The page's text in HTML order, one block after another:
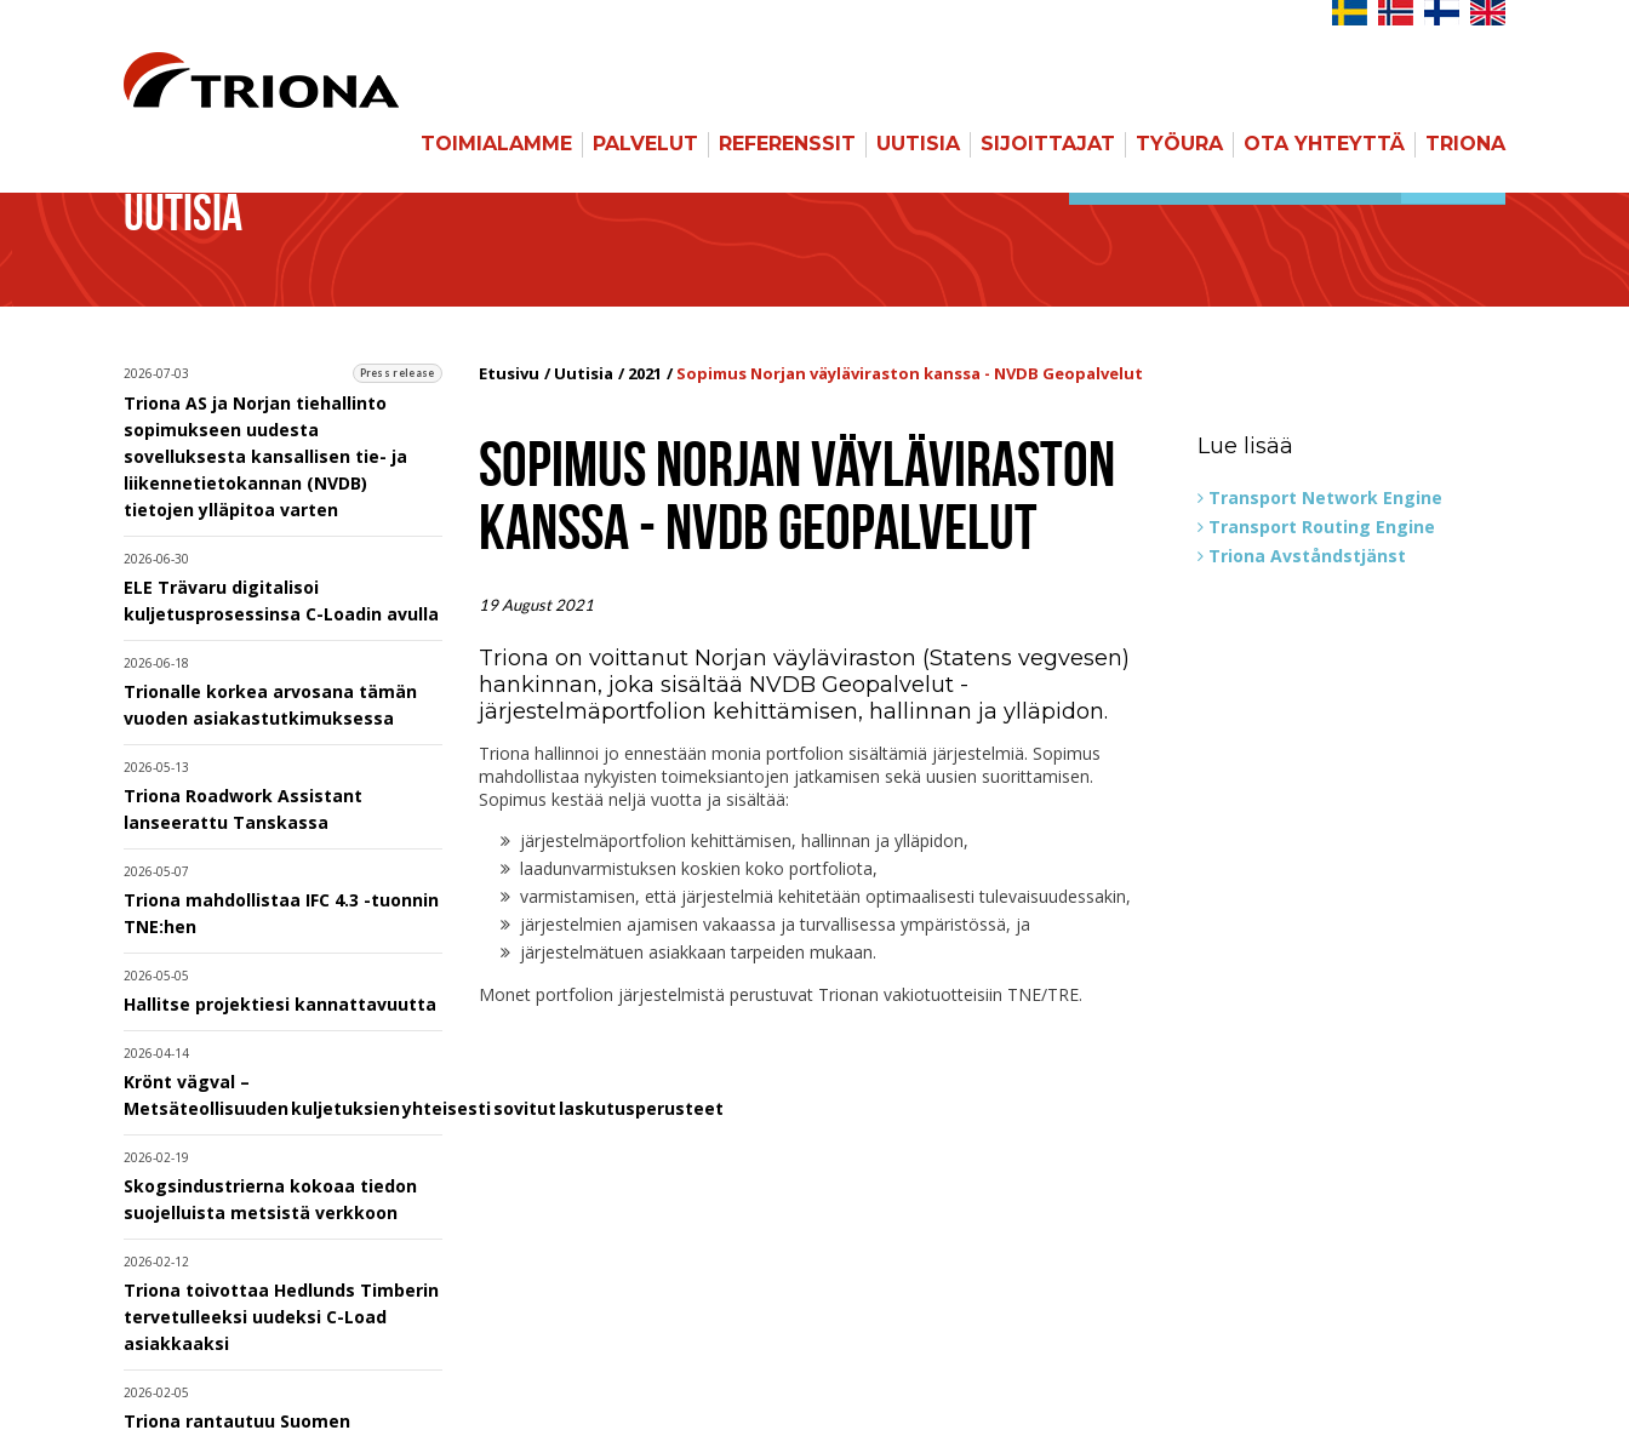
TOIMIALAMME PALVELUT REFERENSSIT UUTISIA SIJOITTAJAT TYÖURA OTA YHTEYTTÄ TRIONA
UUTISIA
2026-07-03 Press release
Triona AS ja Norjan tiehallinto
sopimukseen uudesta
sovelluksesta kansallisen tie- ja
liikennetietokannan (NVDB)
tietojen ylläpitoa varten
2026-06-30
ELE Trävaru digitalisoi
kuljetusprosessinsa C-Loadin avulla
2026-06-18
Trionalle korkea arvosana tämän
vuoden asiakastutkimuksessa
2026-05-13
Triona Roadwork Assistant
lanseerattu Tanskassa
2026-05-07
Triona mahdollistaa IFC 4.3 -tuonnin
TNE:hen
2026-05-05
Hallitse projektiesi kannattavuutta
2026-04-14
Krönt vägval –
Metsäteollisuuden kuljetuksien yhteisesti sovitut laskutusperusteet
2026-02-19
Skogsindustrierna kokoaa tiedon
suojelluista metsistä verkkoon
2026-02-12
Triona toivottaa Hedlunds Timberin
tervetulleeksi uudeksi C-Load
asiakkaaksi
2026-02-05
Triona rantautuu Suomen
Etusivu Uutisia 2021 Sopimus Norjan väyläviraston kanssa - NVDB Geopalvelut
SOPIMUS NORJAN VÄYLÄVIRASTON
KANSSA - NVDB GEOPALVELUT
19 August 2021
Triona on voittanut Norjan väyläviraston (Statens vegvesen)
hankinnan, joka sisältää NVDB Geopalvelut -
järjestelmäportfolion kehittämisen, hallinnan ja ylläpidon.
Triona hallinnoi jo ennestään monia portfolion sisältämiä järjestelmiä. Sopimus
mahdollistaa nykyisten toimeksiantojen jatkamisen sekä uusien suorittamisen.
Sopimus kestää neljä vuotta ja sisältää:
järjestelmäportfolion kehittämisen, hallinnan ja ylläpidon,
laadunvarmistuksen koskien koko portfoliota,
varmistamisen, että järjestelmiä kehitetään optimaalisesti tulevaisuudessakin,
järjestelmien ajamisen vakaassa ja turvallisessa ympäristössä, ja
järjestelmätuen asiakkaan tarpeiden mukaan.
Monet portfolion järjestelmistä perustuvat Trionan vakiotuotteisiin TNE/TRE.
Lue lisää
Transport Network Engine
Transport Routing Engine
Triona Avståndstjänst